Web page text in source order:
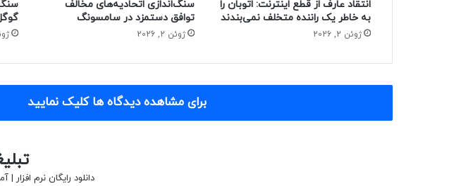
انتقاد عارف از قطع اینترنت: اتوبان را
به خاطر یک راننده متخلف نمی‌بندند
ژوئن 2, 2026
سنگ‌اندازی اتحادیه‌های مخالف
توافق دستمزد در سامسونگ
ژوئن 2, 2026 ژوئن
برای مشاهده دیدگاه ها کلیک نمایید
دانلود رایگان نرم افزار